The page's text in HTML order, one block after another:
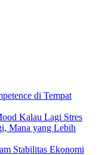
di Tempat
Kalau Lagi Stres
Mana yang Lebih
Stabilitas Ekonomi